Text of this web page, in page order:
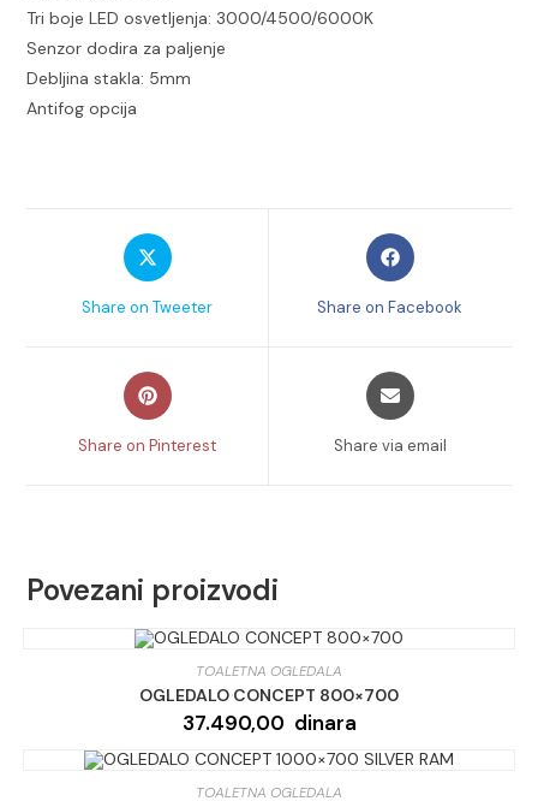
Tri boje LED osvetljenja: 3000/4500/6000K
Senzor dodira za paljenje
Debljina stakla: 5mm
Antifog opcija
Opens
in
new
Share on Tweeter
Opens
in
new
Share on Facebook
Opens
in
new
Share on Pinterest
Opens
in
new
Share via email
Povezani proizvodi
TOALETNA OGLEDALA
OGLEDALO CONCEPT 800×700
37.490,00 dinara
TOALETNA OGLEDALA